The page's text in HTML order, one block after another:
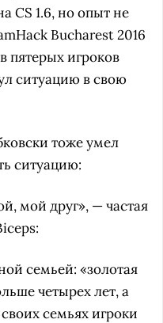
CS 1.6, но опыт не
Bucharest 2016
пятерых игроков
ситуацию в свою
тоже умел
ситуацию:
мой друг», — частая
семьей: «золотая
четырех лет, а
семьях игроки